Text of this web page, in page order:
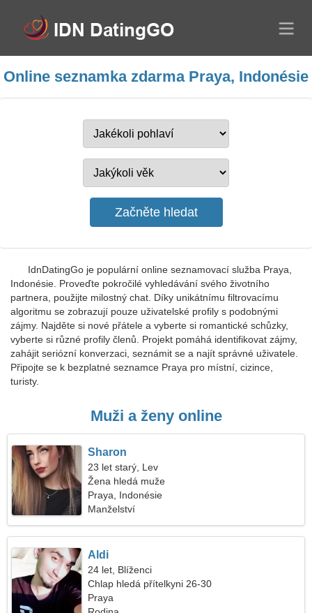
Online seznamka zdarma Praya, Indonésie
IdnDatingGo je populární online seznamovací služba Praya,
Indonésie. Proveďte pokročilé vyhledávání svého životního
partnera, použijte milostný chat. Díky unikátnímu filtrovacímu
algoritmu se zobrazují pouze uživatelské profily s podobnými
zájmy. Najděte si nové přátele a vyberte si romantické schůzky,
vyberte si různé profily členů. Projekt pomáhá identifikovat zájmy,
zahájit seriózní konverzaci, seznámit se a najít správné uživatele.
Připojte se k bezplatné seznamce Praya pro místní, cizince,
turisty.
Muži a ženy online
Sharon
23 let starý, Lev
Žena hledá muže
Praya, Indonésie
Manželství
Aldi
24 let, Blíženci
Chlap hledá přítelkyni 26-30
Praya